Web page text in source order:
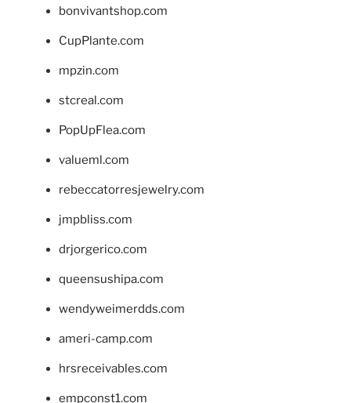
bonvivantshop.com
CupPlante.com
mpzin.com
stcreal.com
PopUpFlea.com
valueml.com
rebeccatorresjewelry.com
jmpbliss.com
drjorgerico.com
queensushipa.com
wendyweimerdds.com
ameri-camp.com
hrsreceivables.com
empconst1.com